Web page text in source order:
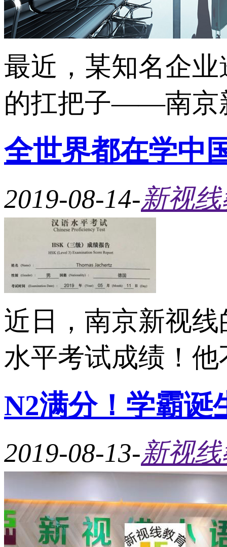
最近，某知名企
的扛把子——南京
全世界都在学中
2019-08-14-新视
近日，南京新视
水平考试成绩！
N2满分！学霸诞
2019-08-13-新视